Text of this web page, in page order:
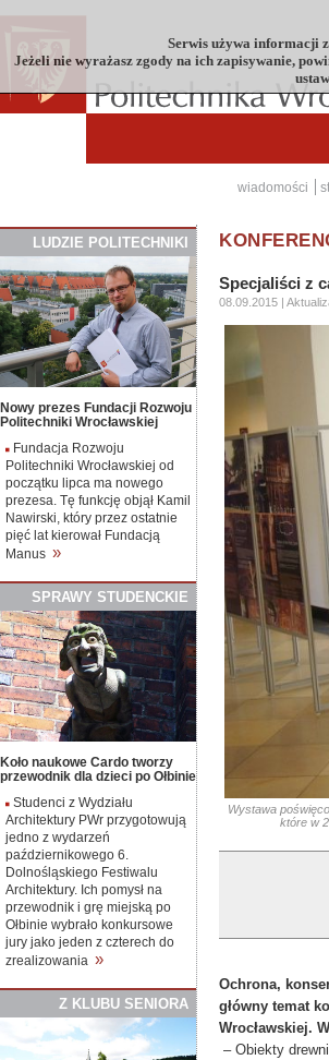
wiadomości
LUDZIE POLITECHNIKI
Nowy prezes Fundacji Rozwoju
Politechniki Wrocławskiej
Fundacja Rozwoju
Politechniki Wrocławskiej od
początku lipca ma nowego
prezesa. Tę funkcję objął Kamil
Nawirski, który przez ostatnie
pięć lat kierował Fundacją
Manus »
SPRAWY STUDENCKIE
Koło naukowe Cardo tworzy
przewodnik dla dzieci po Ołbinie
Studenci z Wydziału
Architektury PWr przygotowują
jedno z wydarzeń
październikowego 6.
Dolnośląskiego Festiwalu
Architektury. Ich pomysł na
przewodnik i grę miejską po
Ołbinie wybrało konkursowe
jury jako jeden z czterech do
zrealizowania »
Z K LUBU S ENIORA
Specjaliści z
08.09.2015 |
Wystawa
które w
​Ochrona,
główny temat
Wrocławskiej.
– Obiekty
Serwis używa informacji
Jeżeli nie wyrażasz zgody na ich zapisywanie,